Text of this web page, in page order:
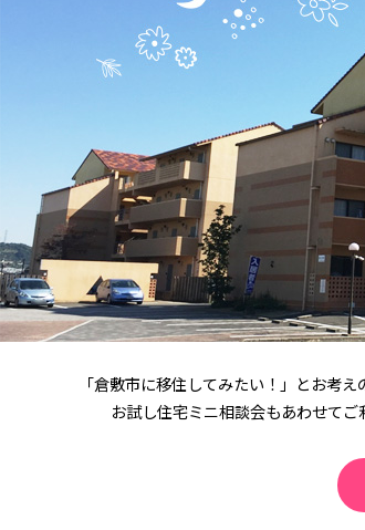
「倉敷市に移住してみたい！」とお考
お試し住宅ミニ相談会もあわせてご